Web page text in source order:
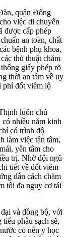
quận Đống
việc di chuyển
được cấp phép
an toàn, chất
bệnh phụ khoa,
thủ thuật chăm
giấy phép rõ
thời an tâm về uy
phí đốt viêm lộ
luôn chú
nhiều năm kinh
có trình độ
làm việc tận tâm,
yên tâm cho
trị. Nhờ đội ngũ
tiết về đốt viêm
dẫn cách chăm
tối đa nguy cơ tái
và đồng bộ, với
phẫu sạch sẽ,
có nền y học